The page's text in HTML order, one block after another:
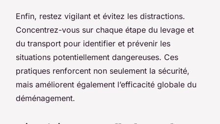
Enfin, restez vigilant et évitez les distractions.
Concentrez-vous sur chaque étape du levage et
du transport pour identifier et prévenir les
situations potentiellement dangereuses. Ces
pratiques renforcent non seulement la sécurité,
mais améliorent également l’efficacité globale du
déménagement.